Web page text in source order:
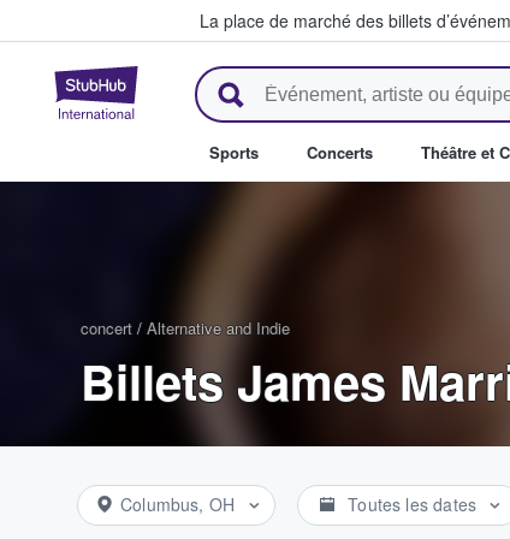
La place de marché des billets
StubHub - Où les fans
Sports Concerts Théâtre et
concert / Alternative and Indie
Billets James
Columbus, OH Toutes les dates